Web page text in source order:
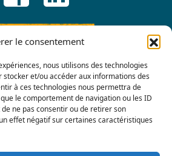
le consentement
nous utilisons des technologies
stocker et/ou accéder aux informations des
à ces technologies nous permettra de
le comportement de navigation ou les ID
ne pas consentir ou de retirer son
effet négatif sur certaines caractéristiques
ADHÉRER